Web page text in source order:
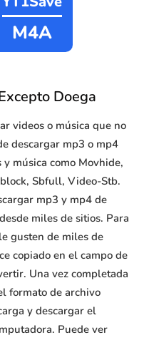
M4A
Doega
videos o música que no
descargar mp3 o mp4
música como Movhide,
Sbfull, Video-Stb.
mp3 y mp4 de
miles de sitios. Para
gusten de miles de
copiado en el campo de
Una vez completada
formato de archivo
y descargar el
Puede ver